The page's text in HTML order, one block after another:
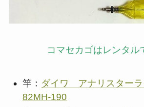
コマセカゴはレンタル
竿： ダイワ アナリスターラ
82MH-190